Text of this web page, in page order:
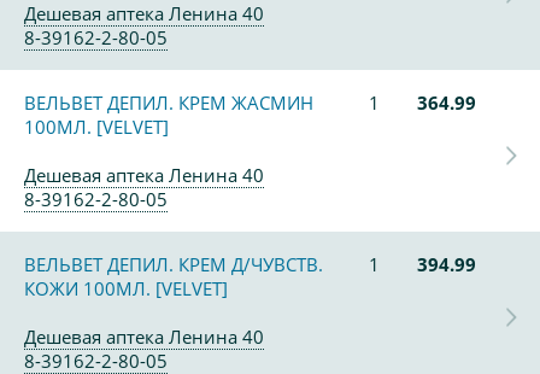
Дешевая аптека Ленина 40
8-39162-2-80-05
ВЕЛЬВЕТ ДЕПИЛ. КРЕМ ЖАСМИН
100МЛ. [VELVET]
1 364.99
Дешевая аптека Ленина 40
8-39162-2-80-05
ВЕЛЬВЕТ ДЕПИЛ. КРЕМ Д/ЧУВСТВ.
КОЖИ 100МЛ. [VELVET]
1 394.99
Дешевая аптека Ленина 40
8-39162-2-80-05